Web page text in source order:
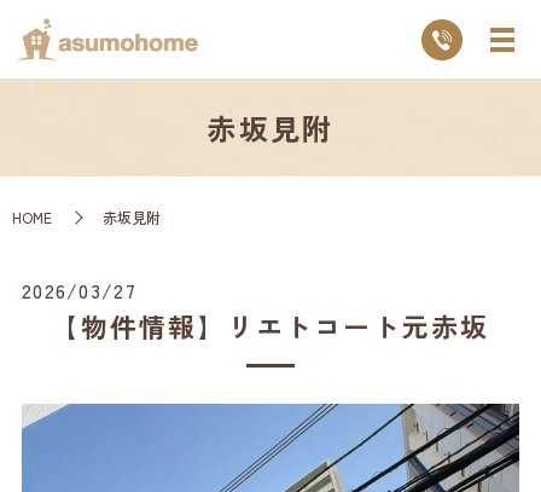
赤坂見附
HOME 赤坂見附
2026/03/27
【物件情報】リエトコート元赤坂